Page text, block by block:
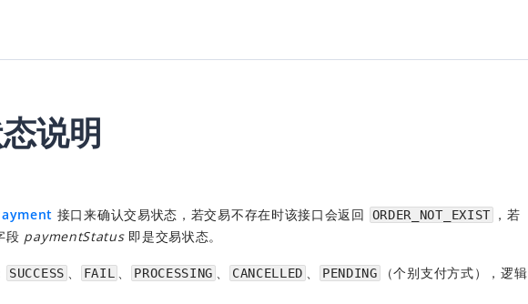
说明
接口来确认交易状态，若交易不存在时该接口会返回 ORDER_NOT_EXIST
，若
段 paymentStatus即是交易状态。
SUCCESS FAIL PROCESSING CANCELLED PENDING
（个别支付方式），逻辑